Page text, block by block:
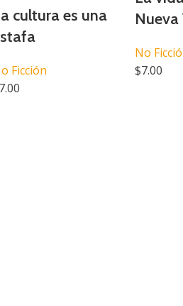
cultura es una
Ficción
7.00
Nueva
No
$7.00